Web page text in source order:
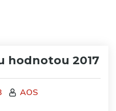
hodnotou 2017
AOS